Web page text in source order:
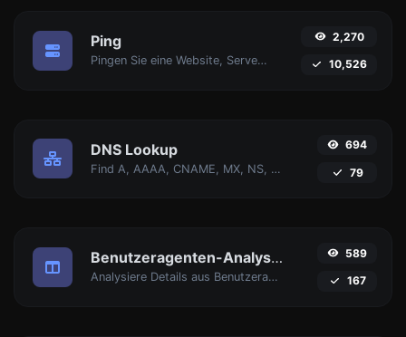
Ping
Pingen Sie eine Website, Server oder Port an.
2,270
10,526
DNS Lookup
Find A, AAAA, CNAME, MX, NS, TXT, SOA DNS-Einträge eines Hosts.
694
79
Benutzeragenten-Analysator
Analysiere Details aus Benutzeragent-Strings.
589
167